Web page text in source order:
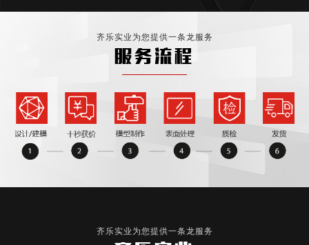
齐乐实业为您提供一条龙服务
服务流程
齐乐实业为您提供一条龙服务